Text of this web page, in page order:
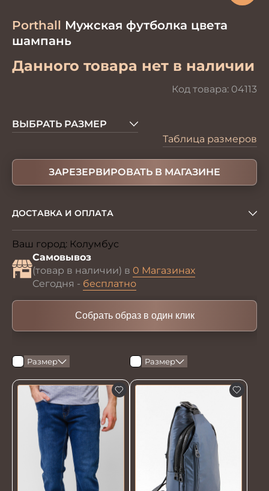
Porthall Мужская футболка цвета
шампань
Данного товара нет в наличии
Код товара: 04113
ВЫБРАТЬ РАЗМЕР
Таблица размеров
ЗАРЕЗЕРВИРОВАТЬ В МАГАЗИНЕ
ДОСТАВКА И ОПЛАТА
Ваш город: Колумбус
Самовывоз
(товар в наличии) в 0 Магазинах
Сегодня - бесплатно
Собрать образ в один клик
Размер Размер